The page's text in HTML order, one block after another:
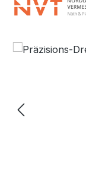
Bildergalerie